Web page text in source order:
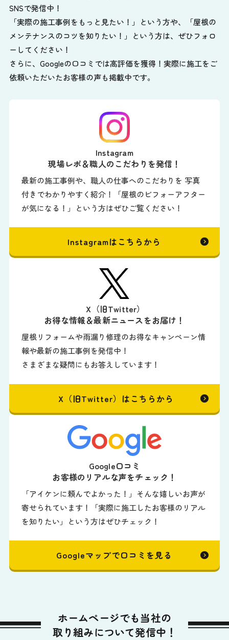
SNSで発信中！
「実際の施工事例をもっと見たい！」という方や、
「屋根の
メンテナンスのコツを知りたい！」という方は、ぜひフォロ
ーしてください！
さらに、Googleの口コミでは高評価を獲得！実際に施工をご
依頼いただいたお客様の声も掲載中です。
Instagram
現場レポ＆職人のこだわりを発信！
最新の施工事例や、職人の仕事へのこだわりを 写真
付きでわかりやすく紹介！「屋根のビフォーアフター
が気になる！」という方はぜひご覧ください！
Instagramはこちらから
X（旧Twitter）
お得な情報＆最新ニュースをお届け！
屋根リフォームや雨漏り修理のお得なキャンペーン情
報や最新の施工事例を発信中！
さまざまな疑問にもお答えしています！
X（旧Twitter）はこちらから
Google口コミ
お客様のリアルな声をチェック！
「アイケンに頼んでよかった！」そんな嬉しいお声が
寄せられています！「実際に施工したお客様のリアル
を知りたい」という方はぜひチェック！
Googleマップで口コミを見る
ホームページでも当社の
取り組みについて発信中！